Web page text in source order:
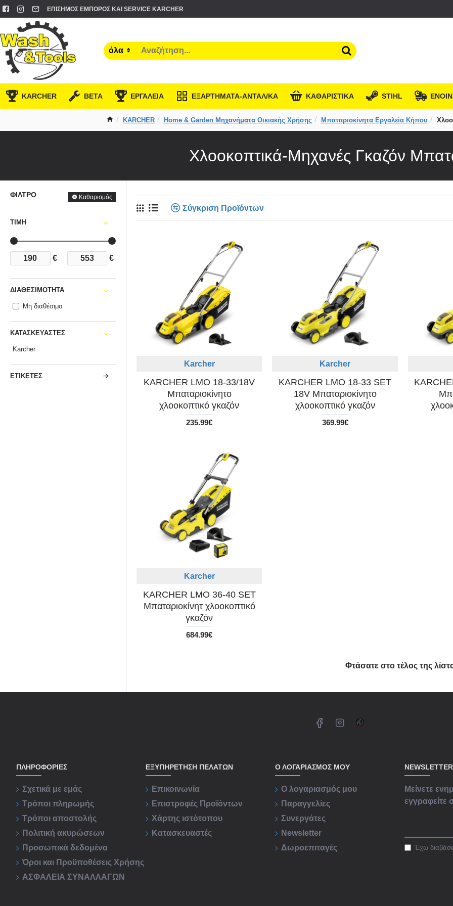
ΕΠΊΣΗΜΟΣ ΈΜΠΟΡΟΣ ΚΑΙ SERVICE KARCHER
όλα
KARCHER BETA ΕΡΓΑΛΕΙΑ ΕΞΑΡΤΗΜΑΤΑ-ΑΝΤΑΛ/ΚΑ KΑΘΑΡΙΣΤΙΚΑ STIHL
KARCHER Home & Garden Μηχανήματα Οικιακής Χρήσης Μπαταριοκίνητα Εργαλεία Κήπου
Χλοοκοπτικά-Μηχανές Γκαζόν
ΦΊΛΤΡΟ Καθαρισμός
ΤΙΜΉ
€ €
ΚΑΤΑΣΚΕΥΑΣΤΈΣ
Karcher
ΕΤΙΚΈΤΕΣ
ΔΙΑΘΕΣΙΜΌΤΗΤΑ
Μη διαθέσιμο
Σύγκριση Προϊόντων
Karcher
KARCHER LMO 18-33/18V
Μπαταριοκίνητο
χλοοκοπτικό γκαζόν
235.99€
Karcher
KARCHER LMO 18-33 SET
18V Μπαταριοκίνητο
χλοοκοπτικό γκαζόν
369.99€
Karcher
KARCHER LMO 36-40 SET
Μπαταριοκίνητ χλοοκοπτικό
γκαζόν
684.99€
Φτάσατε στο τέλος της
ΠΛΗΡΟΦΟΡΊΕΣ
Σχετικά με εμάς
Τρόποι πληρωμής
Τρόποι αποστολής
Πολιτική ακυρώσεων
Προσωπικά δεδομένα
Όροι και Προϋποθέσεις Χρήσης
ΑΣΦΑΛΕΙΑ ΣΥΝΑΛΛΑΓΩΝ
ΕΞΥΠΗΡΈΤΗΣΗ ΠΕΛΑΤΏΝ
Επικοινωνία
Επιστροφές Προϊόντων
Χάρτης ιστότοπου
Κατασκευαστές
Ο ΛΟΓΑΡΙΑΣΜΟΣ ΜΟΥ
Ο λογαριασμός μου
Παραγγελίες
Συνεργάτες
Newsletter
Δωροεπιταγές
NEWSLETTER
Μείνετε
εγγραφείτε
Έχω